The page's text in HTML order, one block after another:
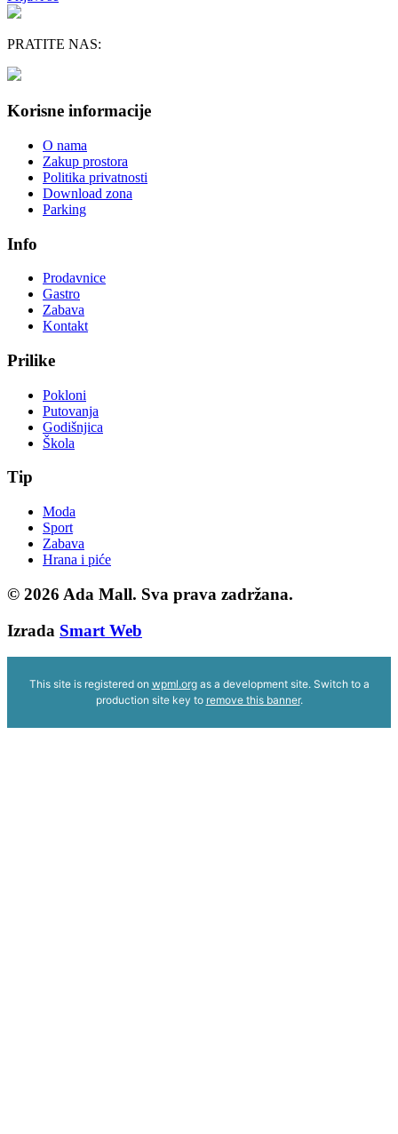
PRATITE NAS:
Korisne informacije
O nama
Zakup prostora
Politika privatnosti
Download zona
Parking
Info
Prodavnice
Gastro
Zabava
Kontakt
Prilike
Pokloni
Putovanja
Godišnjica
Škola
Tip
Moda
Sport
Zabava
Hrana i piće
© 2026 Ada Mall. Sva prava zadržana.
Izrada Smart Web
This site is registered on wpml.orgas a development site. Switch to a
production site key to remove this banner.